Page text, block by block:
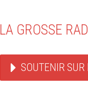
LA GROSSE
SOUTENIR SUR